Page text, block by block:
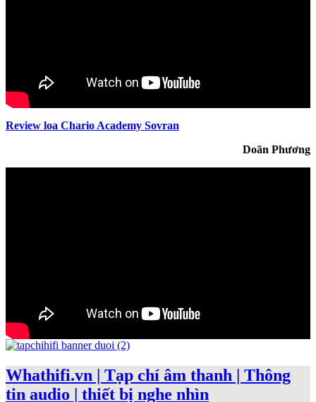
Review loa Chario Academy Sovran
Doãn Phương
Whathifi.vn | Tạp chí âm thanh | Thông
tin audio | thiết bị nghe nhìn